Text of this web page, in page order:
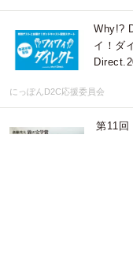
Why!?
イ！ダ
にっぽんD2C応援委員会
第11回